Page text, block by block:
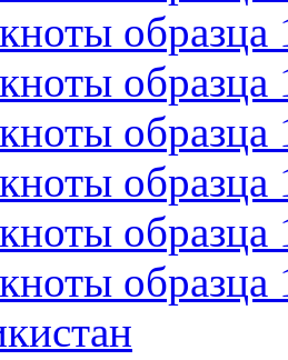
образца
образца
образца
образца
образца
образца